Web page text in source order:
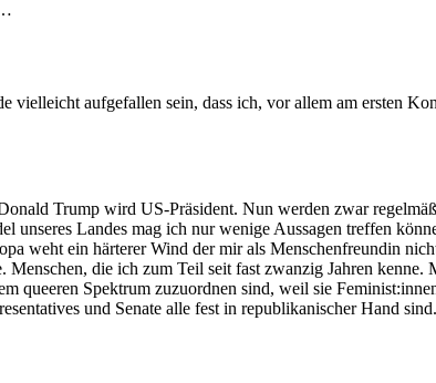
vielleicht aufgefallen sein, dass ich, vor allem am ersten
Trump wird US-Präsident. Nun werden zwar
unseres Landes mag ich nur wenige Aussagen treffen
weht ein härterer Wind der mir als Menschenfreundin
die ich zum Teil seit fast zwanzig Jahren
queeren Spektrum zuzuordnen sind, weil sie
und Senate alle fest in republikanischer Hand sind.